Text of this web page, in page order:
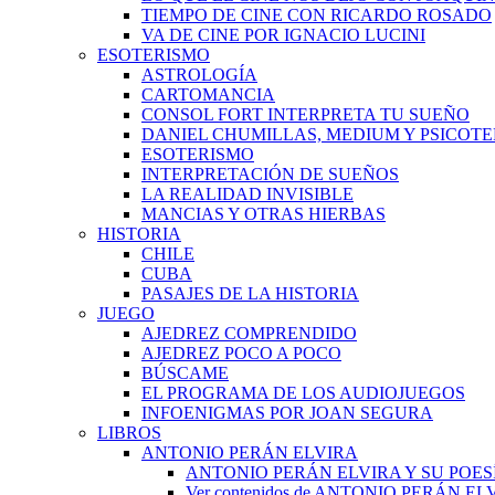
TIEMPO DE CINE CON RICARDO ROSADO
VA DE CINE POR IGNACIO LUCINI
ESOTERISMO
ASTROLOGÍA
CARTOMANCIA
CONSOL FORT INTERPRETA TU SUEÑO
DANIEL CHUMILLAS, MEDIUM Y
ESOTERISMO
INTERPRETACIÓN DE SUEÑOS
LA REALIDAD INVISIBLE
MANCIAS Y OTRAS HIERBAS
HISTORIA
CHILE
CUBA
PASAJES DE LA HISTORIA
JUEGO
AJEDREZ COMPRENDIDO
AJEDREZ POCO A POCO
BÚSCAME
EL PROGRAMA DE LOS AUDIOJUEGOS
INFOENIGMAS POR JOAN SEGURA
LIBROS
ANTONIO PERÁN ELVIRA
ANTONIO PERÁN ELVIRA Y SU